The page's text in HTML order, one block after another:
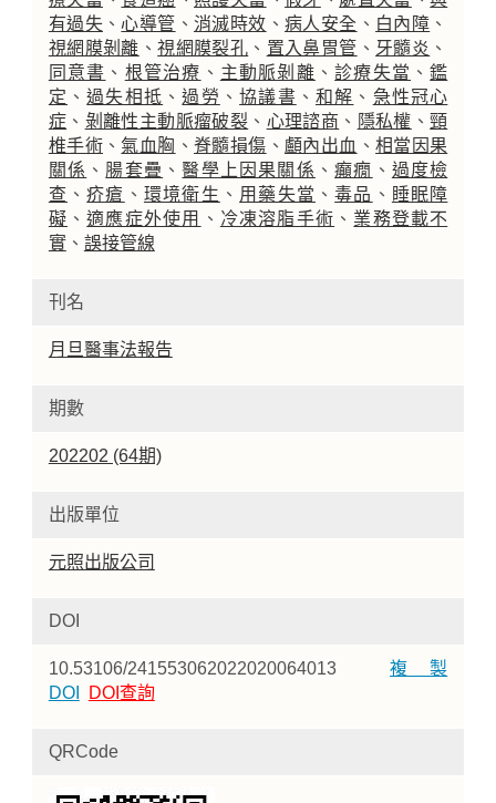
有過失 、 心導管 、消滅時效 、病人安全 、 白內障 、
視網膜剝離 、視網膜裂孔 、 置入鼻胃管 、 牙髓炎 、
同意書 、 根管治療 、 主動脈剝離 、診療失當 、鑑
定 、過失相抵 、過勞 、協議書 、 和解 、 急性冠心
症 、 剝離性主動脈瘤破裂 、 心理諮商 、 隱私權 、頸
椎手術 、氣血胸 、脊髓損傷 、 顱內出血 、相當因果
關係 、 腸套疊 、醫學上因果關係 、癲癇 、 過度檢
查 、疥瘡 、 環境衛生 、 用藥失當 、毒品 、 睡眠障
礙 、適應症外使用 、 冷凍溶脂手術 、 業務登載不
實、 誤接管線
刊名
月旦醫事法報告
期數
202202 (64期)
出版單位
元照出版公司
DOI
10.53106/241553062022020064013複製
DOI
DOI查詢
QRCode